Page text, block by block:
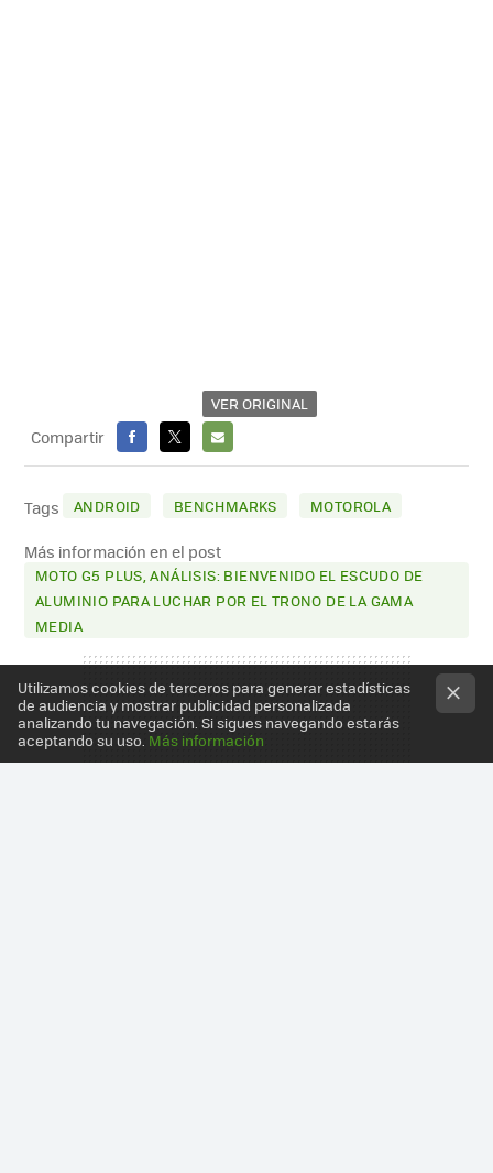
VER ORIGINAL
Compartir
FACEBOOK
X
E-
MAIL
Tags ANDROID BENCHMARKS MOTOROLA
Más información en el post
MOTO G5 PLUS, ANÁLISIS: BIENVENIDO EL ESCUDO DE
ALUMINIO PARA LUCHAR POR EL TRONO DE LA GAMA
MEDIA
Utilizamos cookies de terceros para generar estadísticas
de audiencia y mostrar publicidad personalizada
analizando tu navegación. Si sigues navegando estarás
aceptando su uso. Más información